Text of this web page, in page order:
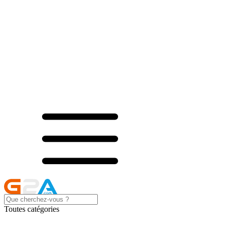
Toutes catégories